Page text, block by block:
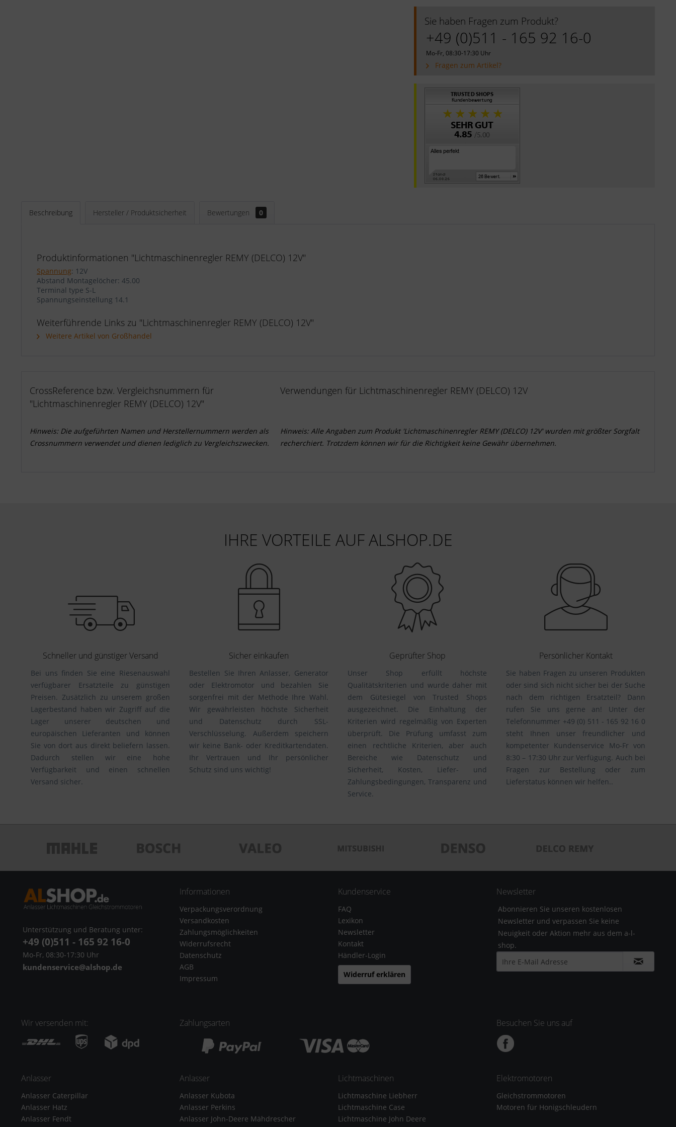
Sie haben Fragen zum Produkt?
+49 (0)511 - 165 92 16-0
Mo-Fr, 08:30-17:30 Uhr
Fragen zum Artikel?
Beschreibung Hersteller / Produktsicherheit Bewertungen 0
Produktinformationen "Lichtmaschinenregler REMY (DELCO) 12V"
Spannung: 12V
Abstand Montagelöcher: 45.00
Terminal type S-L
Spannungseinstellung 14.1
Weiterführende Links zu "Lichtmaschinenregler REMY (DELCO) 12V"
Weitere Artikel von Großhandel
CrossReference bzw. Vergleichsnummern für
"Lichtmaschinenregler REMY (DELCO) 12V"
Hinweis: Die aufgeführten Namen und Herstellernummern werden als
Crossnummern verwendet und dienen lediglich zu Vergleichszwecken.
Verwendungen für Lichtmaschinenregler REMY (DELCO) 12V
Hinweis: Alle Angaben zum Produkt 'Lichtmaschinenregler REMY (DELCO) 12V' wurden mit größter Sorgfalt
recherchiert. Trotzdem können wir für die Richtigkeit keine Gewähr übernehmen.
IHRE VORTEILE AUF ALSHOP.DE
Schneller und günstiger Versand
Bei uns finden Sie eine Riesenauswahl
verfügbarer Ersatzteile zu günstigen
Preisen. Zusätzlich zu unserem großen
Lagerbestand haben wir Zugriff auf die
Lager unserer deutschen und
europäischen Lieferanten und können
Sie von dort aus direkt beliefern lassen.
Dadurch stellen wir eine hohe
Verfügbarkeit und einen schnellen
Versand sicher.
Sicher einkaufen
Bestellen Sie Ihren Anlasser, Generator
oder Elektromotor und bezahlen Sie
sorgenfrei mit der Methode Ihre Wahl.
Wir gewährleisten höchste Sicherheit
und Datenschutz durch SSL-
Verschlüsselung. Außerdem speichern
wir keine Bank- oder Kreditkartendaten.
Ihr Vertrauen und Ihr persönlicher
Schutz sind uns wichtig!
Geprüfter Shop
Unser Shop erfüllt höchste
Qualitätskriterien und wurde daher mit
dem Gütesiegel von Trusted Shops
ausgezeichnet. Die Einhaltung der
Kriterien wird regelmäßig von Experten
überprüft. Die Prüfung umfasst zum
einen rechtliche Kriterien, aber auch
Bereiche wie Datenschutz und
Sicherheit, Kosten, Liefer- und
Zahlungsbedingungen, Transparenz und
Service.
Persönlicher Kontakt
Sie haben Fragen zu unseren Produkten
oder sind sich nicht sicher bei der Suche
nach dem richtigen Ersatzteil? Dann
rufen Sie uns gerne an! Unter der
Telefonnummer +49 (0) 511 - 165 92 16 0
steht Ihnen unser freundlicher und
kompetenter Kundenservice Mo-Fr von
8:30 – 17:30 Uhr zur Verfügung. Auch bei
Fragen zur Bestellung oder zum
Lieferstatus können wir helfen..
Unterstützung und Beratung unter:
+49 (0)511 - 165 92 16-0
Mo-Fr, 08:30-17:30 Uhr
kundenservice@alshop.de
Informationen
Verpackungsverordnung
Versandkosten
Zahlungsmöglichkeiten
Widerrufsrecht
Datenschutz
AGB
Impressum
Kundenservice
FAQ
Lexikon
Newsletter
Kontakt
Händler-Login
Widerruf erklären
Newsletter
Abonnieren Sie unseren kostenlosen
Newsletter und verpassen Sie keine
Neuigkeit oder Aktion mehr aus dem a-l-
shop.
Wir versenden mit: Zahlungsarten Besuchen Sie uns auf
Anlasser
Anlasser Caterpillar
Anlasser Hatz
Anlasser Fendt
Anlasser
Anlasser Kubota
Anlasser Perkins
Anlasser John-Deere Mähdrescher
Lichtmaschinen
Lichtmaschine Liebherr
Lichtmaschine Case
Lichtmaschine John Deere
Elektromotoren
Gleichstrommotoren
Motoren für Honigschleudern